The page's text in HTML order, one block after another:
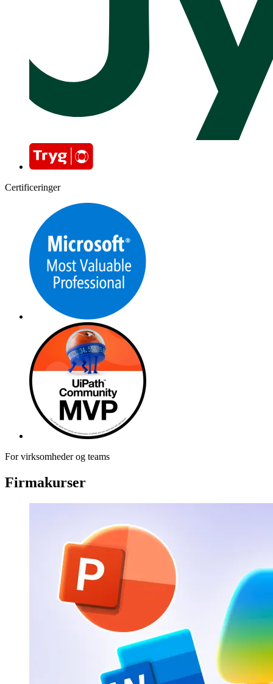
Certificeringer
For virksomheder og teams
Firmakurser